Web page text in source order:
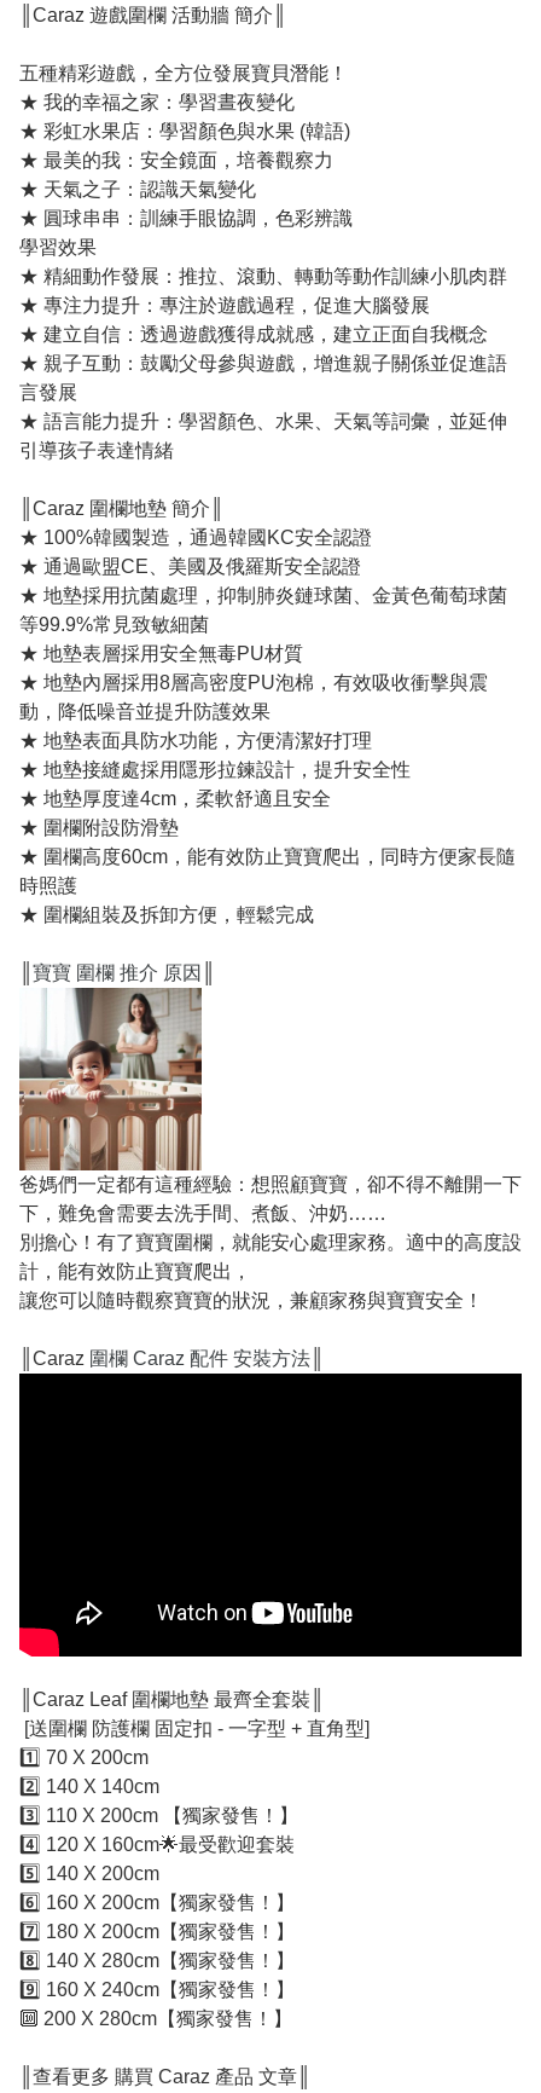
║Caraz 遊戲圍欄 活動牆 簡介║
五種精彩遊戲，全方位發展寶貝潛能！
★ 我的幸福之家：學習晝夜變化
★ 彩虹水果店：學習顏色與水果 (韓語)
★ 最美的我：安全鏡面，培養觀察力
★ 天氣之子：認識天氣變化
★ 圓球串串：訓練手眼協調，色彩辨識
學習效果
★ 精細動作發展：推拉、滾動、轉動等動作訓練小肌肉群
★ 專注力提升：專注於遊戲過程，促進大腦發展
★ 建立自信：透過遊戲獲得成就感，建立正面自我概念
★ 親子互動：鼓勵父母參與遊戲，增進親子關係並促進語
言發展
★ 語言能力提升：學習顏色、水果、天氣等詞彙，並延伸
引導孩子表達情緒
║Caraz 圍欄地墊 簡介║
★ 100%韓國製造，通過韓國KC安全認證
★ 通過歐盟CE、美國及俄羅斯安全認證
★ 地墊採用抗菌處理，抑制肺炎鏈球菌、金黃色葡萄球菌
等99.9%常見致敏細菌
★ 地墊表層採用安全無毒PU材質
★ 地墊內層採用8層高密度PU泡棉，有效吸收衝擊與震
動，降低噪音並提升防護效果
★ 地墊表面具防水功能，方便清潔好打理
★ 地墊接縫處採用隱形拉鍊設計，提升安全性
★ 地墊厚度達4cm，柔軟舒適且安全
★ 圍欄附設防滑墊
★ 圍欄高度60cm，能有效防止寶寶爬出，同時方便家長隨
時照護
★ 圍欄組裝及拆卸方便，輕鬆完成
寶寶 圍欄 推介 原因
爸媽們一定都有這種經驗：想照顧寶寶，卻不得不離開一下
下，難免會需要去洗手間、煮飯、沖奶……
別擔心！有了寶寶圍欄，就能安心處理家務。適中的高度設
計，能有效防止寶寶爬出，
讓您可以隨時觀察寶寶的狀況，兼顧家務與寶寶安全！
║Caraz 圍欄 Caraz 配件 安裝方法
║Caraz Leaf 圍欄地墊 最齊全套裝║
[送圍欄 防護欄 固定扣 - 一字型 + 直角型]
1️⃣ 70 X 200cm
2️⃣ 140 X 140cm
3️⃣ 110 X 200cm 【獨家發售！】
4️⃣ 120 X 160cm🌟最受歡迎套裝
5️⃣ 140 X 200cm
6️⃣ 160 X 200cm【獨家發售！】
7️⃣ 180 X 200cm【獨家發售！】
8️⃣ 140 X 280cm【獨家發售！】
9️⃣ 160 X 240cm【獨家發售！】
🔟 200 X 280cm【獨家發售！】
║查看更多 購買 Caraz 產品 文章║